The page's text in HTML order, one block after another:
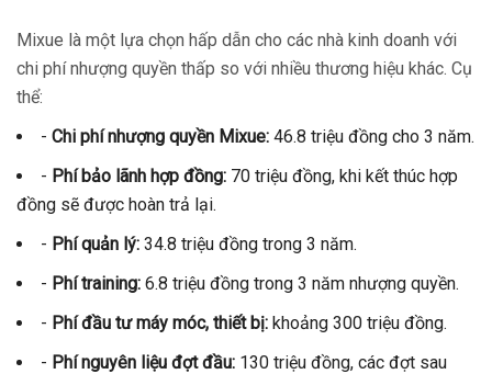
Mixue là một lựa chọn hấp dẫn cho các nhà kinh doanh với
chi phí nhượng quyền thấp so với nhiều thương hiệu khác. Cụ
thể:
- Chi phí nhượng quyền Mixue: 46.8 triệu đồng cho 3 năm.
- Phí bảo lãnh hợp đồng: 70 triệu đồng, khi kết thúc hợp
đồng sẽ được hoàn trả lại.
- Phí quản lý: 34.8 triệu đồng trong 3 năm.
- Phí training: 6.8 triệu đồng trong 3 năm nhượng quyền.
- Phí đầu tư máy móc, thiết bị: khoảng 300 triệu đồng.
- Phí nguyên liệu đợt đầu: 130 triệu đồng, các đợt sau